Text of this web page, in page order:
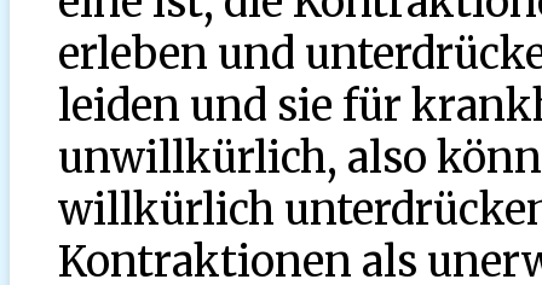
erleben und
leiden und sie für
unwillkürlich, also
willkürlich
Kontraktionen als